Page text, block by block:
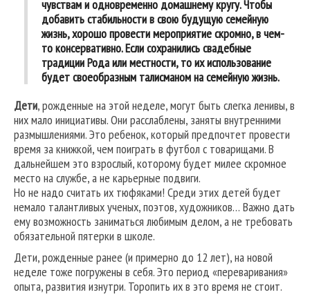
чувствам и одновременно домашнему кругу. Чтобы
добавить стабильности в свою будущую семейную
жизнь, хорошо провести мероприятие скромно, в чем-
то консервативно. Если сохранились свадебные
традиции Рода или местности, то их использование
будет своеобразным талисманом на семейную жизнь.
Дети, рожденные на этой неделе, могут быть слегка ленивы, в
них мало инициативы. Они расслаблены, заняты внутренними
размышлениями. Это ребенок, который предпочтет провести
время за книжкой, чем поиграть в футбол с товарищами. В
дальнейшем это взрослый, которому будет милее скромное
место на службе, а не карьерные подвиги.
Но не надо считать их тюфяками! Среди этих детей будет
немало талантливых ученых, поэтов, художников… Важно дать
ему возможность заниматься любимым делом, а не требовать
обязательной пятерки в школе.
Дети, рожденные ранее (и примерно до 12 лет), на новой
неделе тоже погружены в себя. Это период «переваривания»
опыта, развития изнутри. Торопить их в это время не стоит.